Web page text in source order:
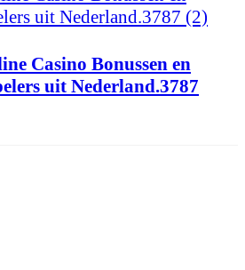
Casino Bonussen en
uit Nederland.3787